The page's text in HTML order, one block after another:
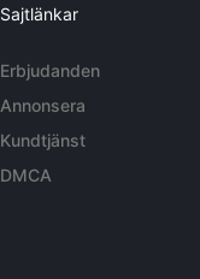
Sajtlänkar
Erbjudanden
Annonsera
Kundtjänst
DMCA